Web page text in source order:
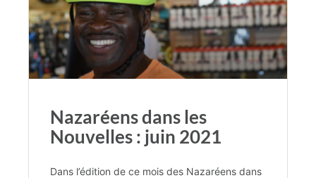
Nazaréens dans les
Nouvelles : juin 2021
Dans l’édition de ce mois des Nazaréens dans